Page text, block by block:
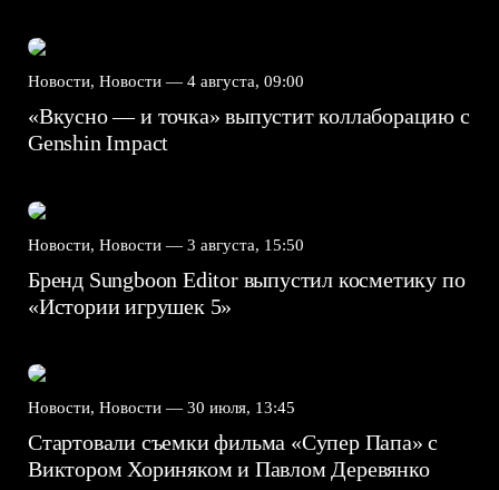
Новости, Новости — 4 августа, 09:00
«Вкусно — и точка» выпустит коллаборацию с
Genshin Impact⁠⁠
Новости, Новости — 3 августа, 15:50
Бренд Sungboon Editor выпустил косметику по
«Истории игрушек 5»
Новости, Новости — 30 июля, 13:45
Стартовали съемки фильма «Супер Папа» с
Виктором Хориняком и Павлом Деревянко